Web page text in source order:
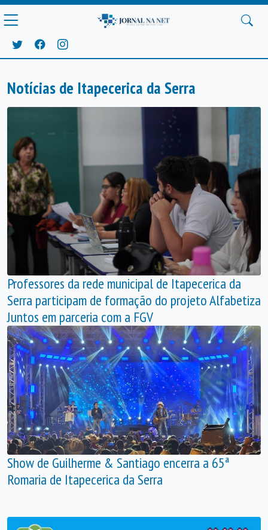
Notícias de Itapecerica da Serra
Professores da rede municipal de Itapecerica da
Serra participam de formação do projeto Alfabetiza
Juntos em parceria com a FGV
Show de Guilherme & Santiago encerra a 65ª
Romaria de Itapecerica da Serra